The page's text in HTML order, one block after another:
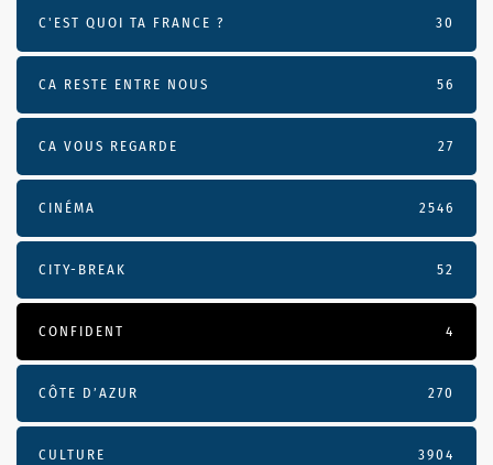
C'EST QUOI TA FRANCE ? 30
CA RESTE ENTRE NOUS 56
CA VOUS REGARDE 27
CINÉMA 2546
CITY-BREAK 52
CONFIDENT 4
CÔTE D’AZUR 270
CULTURE 3904